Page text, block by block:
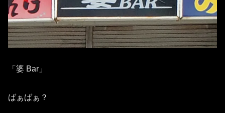
「婆 Bar」
ばぁばぁ？